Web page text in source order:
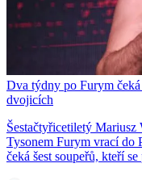
Dva týdny po Furym
dvojicích
Šestačtyřicetiletý Mariusz
Tysonem Furym vrací
čeká šest soupeřů, kteří